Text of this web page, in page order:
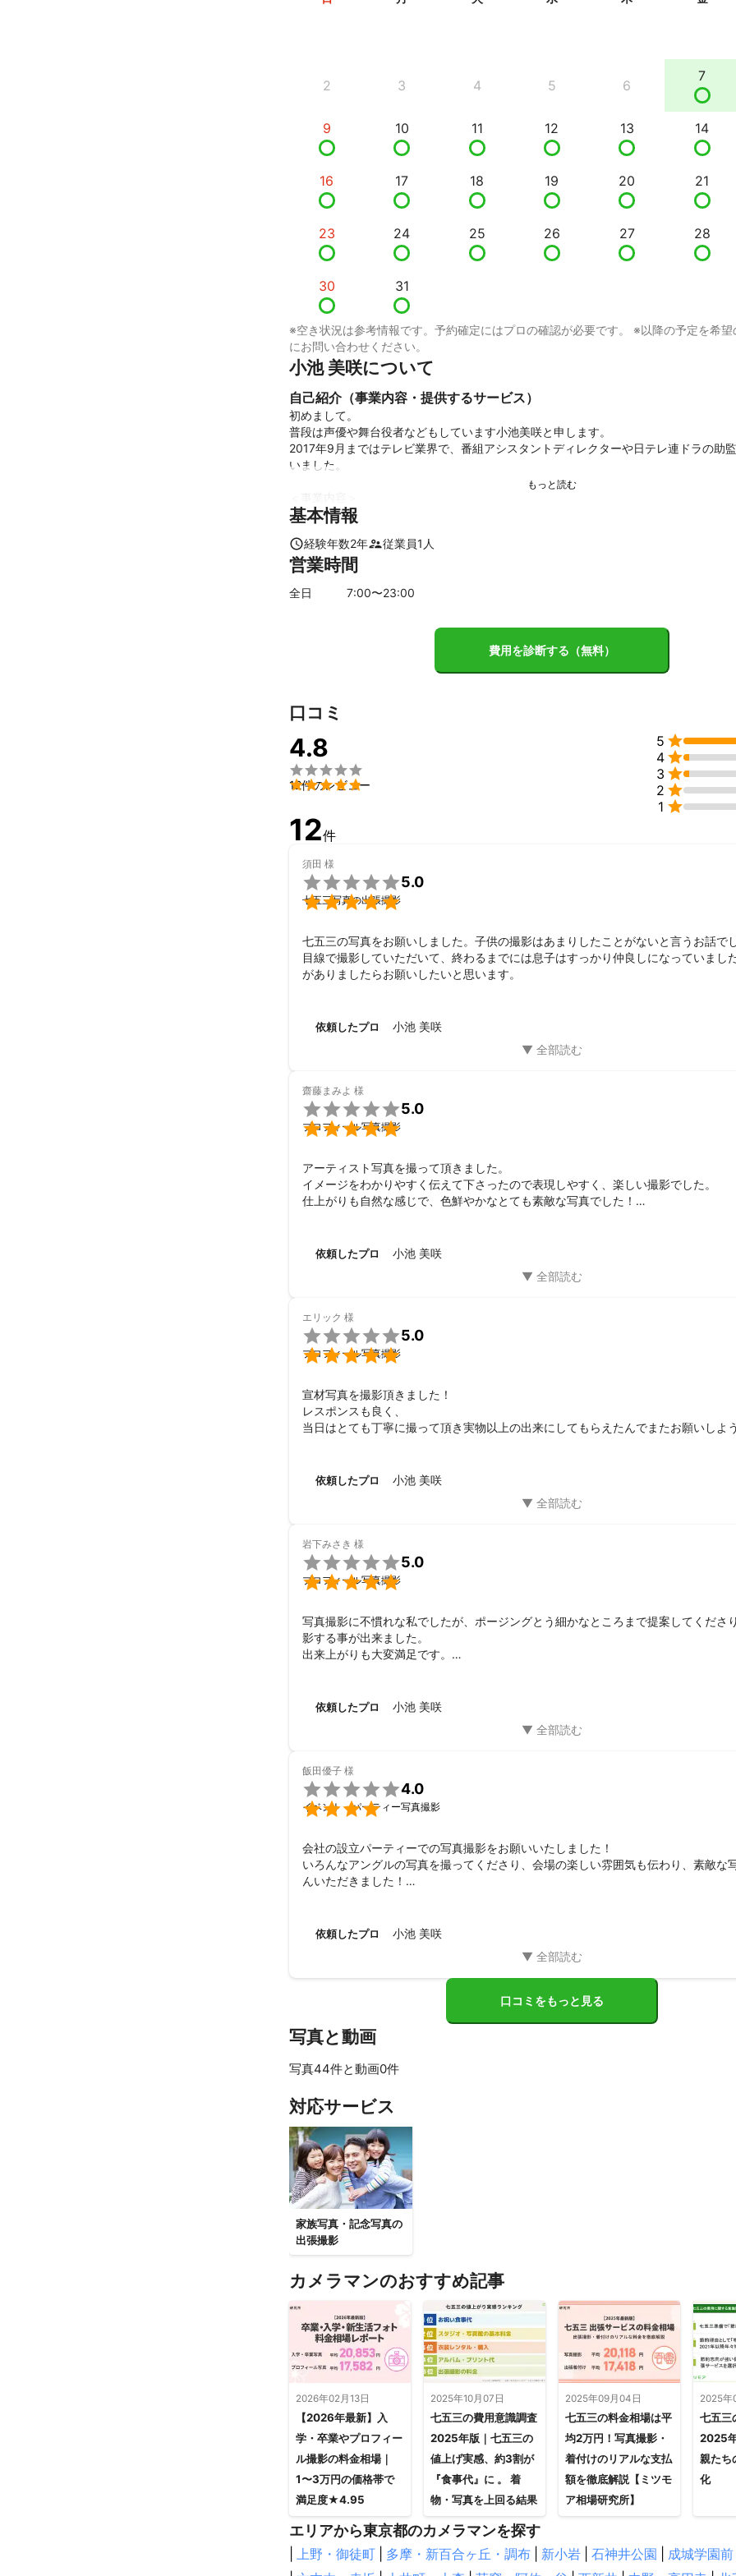
2 3 4 5 6
7
9 10 11 12 13 14
16 17 18 19 20 21
23 24 25 26 27 28
30 31
※空き状況は参考情報です。予約確定にはプロの確認が必要です。 ※以降の予定を希望
にお問い合わせください。
小池 美咲について
自己紹介（事業内容・提供するサービス）
初めまして。
普段は声優や舞台役者などもしています小池美咲と申します。
2017年9月まではテレビ業界で、番組アシスタントディレクターや日テレ連ドラの助
いました。
①スチールカメラマン
また職業柄、役者相手のポートレート、パンフレット写真や舞台、ライブ写真などの撮
す。
②動画制作
そのほか事業のPR動画や、ダイジェストムービー、インタビュー動画など
カメラ：CANON EOS5D Mark3/CANON EOS70D
ストロボ：Godox Ving V860II
その他、撮影BOX、三脚、一脚、OSMOモバイル、ROD社のマイク、TASCAMのボイ
ど
Adobe Illustrator、Adobe  Photoshop、Lightroom , Bridge , Adobe Premiere使用
これまでの実績
＜企業様＞
東急リバブル様　HP掲載用マンション写真
KIRAGRACE様　PR動画作成、設立パーティーカメラマン
バイオテック様　HP紹介用スチール撮影
＜個人様＞
その他、結婚式、七五三などの撮影
テレビ朝日「渡辺篤史の建もの探訪」番組AD
テレビ朝日 火曜サスペンス「事件１８」助監督
日本テレビ「ウチの夫は仕事ができない」助監督
アピールポイント
元サッカー少女、現登山女子なので体力に自信ありです。子供相手の撮影はお任せくだ
第一印象は90％の可能性で猫と言われるくらい、猫のような人間です。
また趣味の範囲が広く、
その人の自然な表情を納め、人からいいね！って言われる写真を撮影しています。
基本情報
経験年数2年 従業員1 人
営業時間
全日 7:00〜23:00
費用を診断する（無料）
口コミ
4.8


12件のレビュー
5 
4 
3 
2 
1 
12件
須田 様


5.0
七五三写真の出張撮影
七五三の写真をお願いしました。子供の撮影はあまりしたことがないと言うお話で
目線で撮影していただいて、終わるまでには息子はすっかり仲良しになっていまし
がありましたらお願いしたいと思います。
依頼したプロ 小池 美咲
齋藤まみよ 様


5.0
プロフィール写真撮影
アーティスト写真を撮って頂きました。
イメージをわかりやすく伝えて下さったので表現しやすく、楽しい撮影でした。
仕上がりも自然な感じで、色鮮やかなとても素敵な写真でした！
依頼したプロ 小池 美咲
エリック 様


5.0
プロフィール写真撮影
宣材写真を撮影頂きました！
レスポンスも良く、
当日はとても丁寧に撮って頂き実物以上の出来にしてもらえたんでまたお願いしよ
依頼したプロ 小池 美咲
岩下みさき 様


5.0
プロフィール写真撮影
写真撮影に不慣れな私でしたが、ポージングとう細かなところまで提案してくださ
影する事が出来ました。
出来上がりも大変満足です。
依頼したプロ 小池 美咲
飯田優子 様


4.0
イベント・パーティー写真撮影
会社の設立パーティーでの写真撮影をお願いいたしました！
いろんなアングルの写真を撮ってくださり、会場の楽しい雰囲気も伝わり、素敵な
んいただきました！
依頼したプロ 小池 美咲
口コミをもっと見る
写真と動画
写真44件と動画0件
対応サービス
家族写真・記念写真の
出張撮影
カメラマンのおすすめ記事
2026年02月13日
【2026年最新】入
学・卒業やプロフィー
ル撮影の料金相場｜
1〜3万円の価格帯で
満足度★4.95
2025年10月07日
七五三の費用意識調査
2025年版｜七五三の
値上げ実感、約3割が
『食事代』に 。 着
物・写真を上回る結果
2025年09月04日
七五三の料金相場は平
均2万円！写真撮影・
着付けのリアルな支払
額を徹底解説【ミツモ
ア相場研究所】
2025年
七五三
2025
親たち
化
エリアから東京都のカメラマンを探す
上野・御徒町 多摩・新百合ヶ丘・調布 新小岩 石神井公園
成城学園